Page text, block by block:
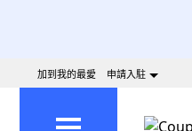
加到我的最愛 申請入駐